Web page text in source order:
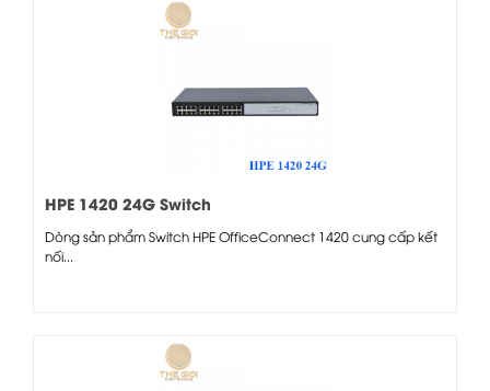
HPE 1420 24G Switch
Dòng sản phẩm Switch HPE OfficeConnect 1420 cung cấp kết
nối...